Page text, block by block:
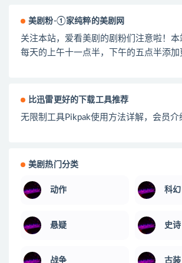
美剧粉-①家纯粹的美剧网
关注本站，爱看美剧的剧粉们注意啦！
每天的上午十一点半，下午的五点半添加
比迅雷更好的下载工具推荐
无限制工具Pikpak使用方法详解，会员介
美剧热门分类
动作 科幻
悬疑 史诗
战争 古装